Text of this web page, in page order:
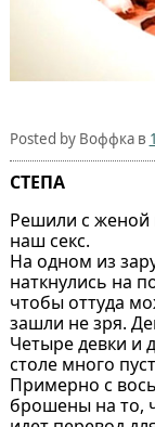
Posted by Воффка в
СТЕПА
Решили с женой
наш секс.
На одном из
наткнулись на
чтобы оттуда
зашли не зря.
Четыре девки и
столе много
Примерно с
брошены на то,